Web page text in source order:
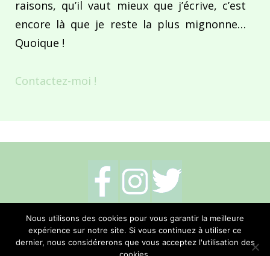
raisons, qu’il vaut mieux que j’écrive, c’est
encore là que je reste la plus mignonne…
Quoique !
Contactez-moi !
Mentions légales- Politique de cookies-
Me contacter
Nous utilisons des cookies pour vous garantir la meilleure
expérience sur notre site. Si vous continuez à utiliser ce
dernier, nous considérerons que vous acceptez l'utilisation des